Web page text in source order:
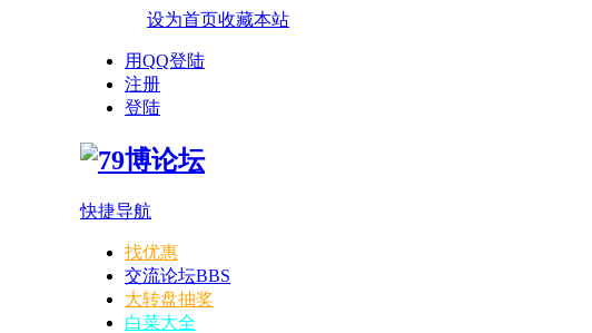
设为首页收藏本站
用QQ登陆
注册
登陆
快捷导航
找优惠
交流论坛BBS
大转盘抽奖
白菜大全